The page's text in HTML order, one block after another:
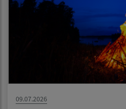
09.07.2026